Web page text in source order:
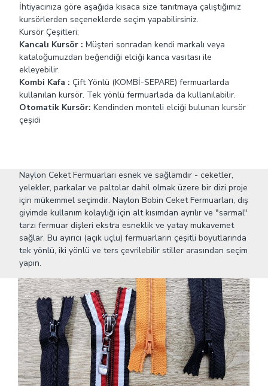
İhtiyacınıza göre aşağıda kısaca size tanıtmaya çalıştığımız
kursörlerden seçeneklerde seçim yapabilirsiniz.
Kursör Çeşitleri;
Kancalı Kursör : Müşteri sonradan kendi markalı veya
kataloğumuzdan beğendiği elciği kanca vasıtası ile
ekleyebilir.
Kombi Kafa : Çift Yönlü (KOMBİ-SEPARE) fermuarlarda
kullanılan kursör. Tek yönlü fermuarlada da kullanılabilir.
Otomatik Kursör: Kendinden monteli elciği bulunan kursör
çeşidi
Naylon Ceket Fermuarları esnek ve sağlamdır - ceketler,
yelekler, parkalar ve paltolar dahil olmak üzere bir dizi proje
için mükemmel seçimdir. Naylon Bobin Ceket Fermuarları, dış
giyimde kullanım kolaylığı için alt kısımdan ayrılır ve "sarmal"
tarzı fermuar dişleri ekstra esneklik ve yatay mukavemet
sağlar. Bu ayırıcı (açık uçlu) fermuarların çeşitli boyutlarında
tek yönlü, iki yönlü ve ters çevrilebilir stiller arasından seçim
yapın.